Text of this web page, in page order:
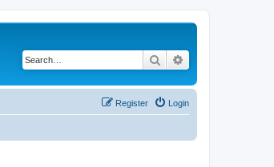
Search
Login
Register